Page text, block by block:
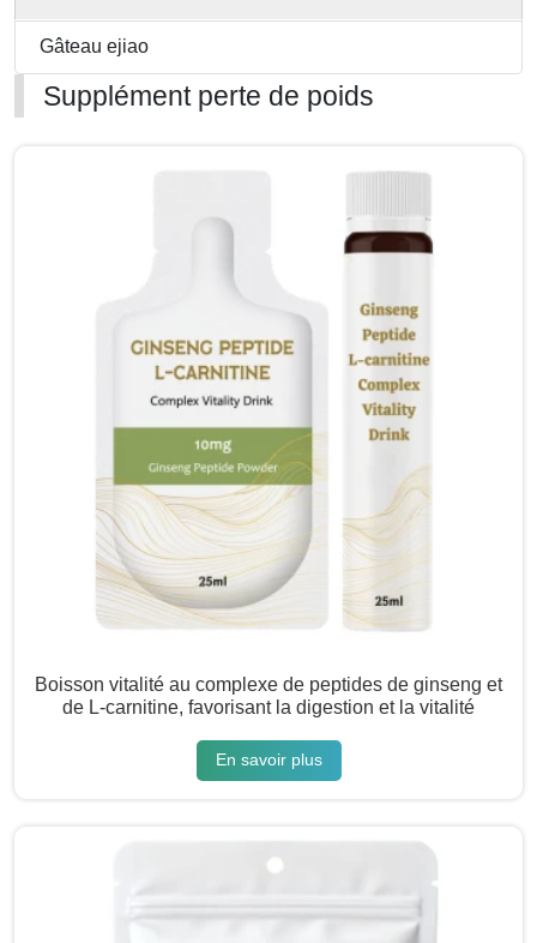
Gâteau ejiao
Supplément perte de poids
Boisson vitalité au complexe de peptides de ginseng et
de L-carnitine, favorisant la digestion et la vitalité
En savoir plus